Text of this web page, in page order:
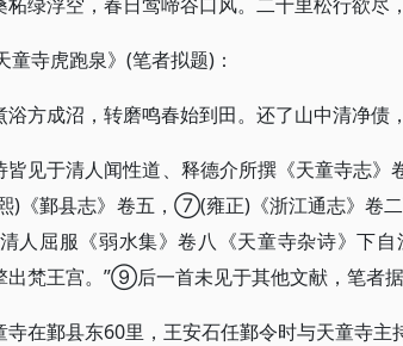
童寺虎跑泉》(笔者拟题)：
浴方成沼，转磨鸣春始到田。还了山中清净债
皆见于清人闻性道、释德介所撰《天童寺志
)《鄞县志》卷五，⑦(雍正)《浙江通志》卷
屈服《弱水集》卷八《天童寺杂诗》下自
出梵王宫。”⑨后一首未见于其他文献，笔者据
寺在鄞县东60里，王安石任鄞令时与天童寺